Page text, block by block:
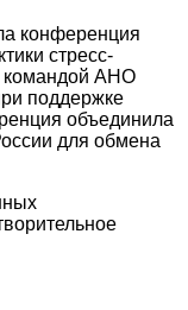
конференция
стресс-
командой АНО
поддержке
объединила
для обмена